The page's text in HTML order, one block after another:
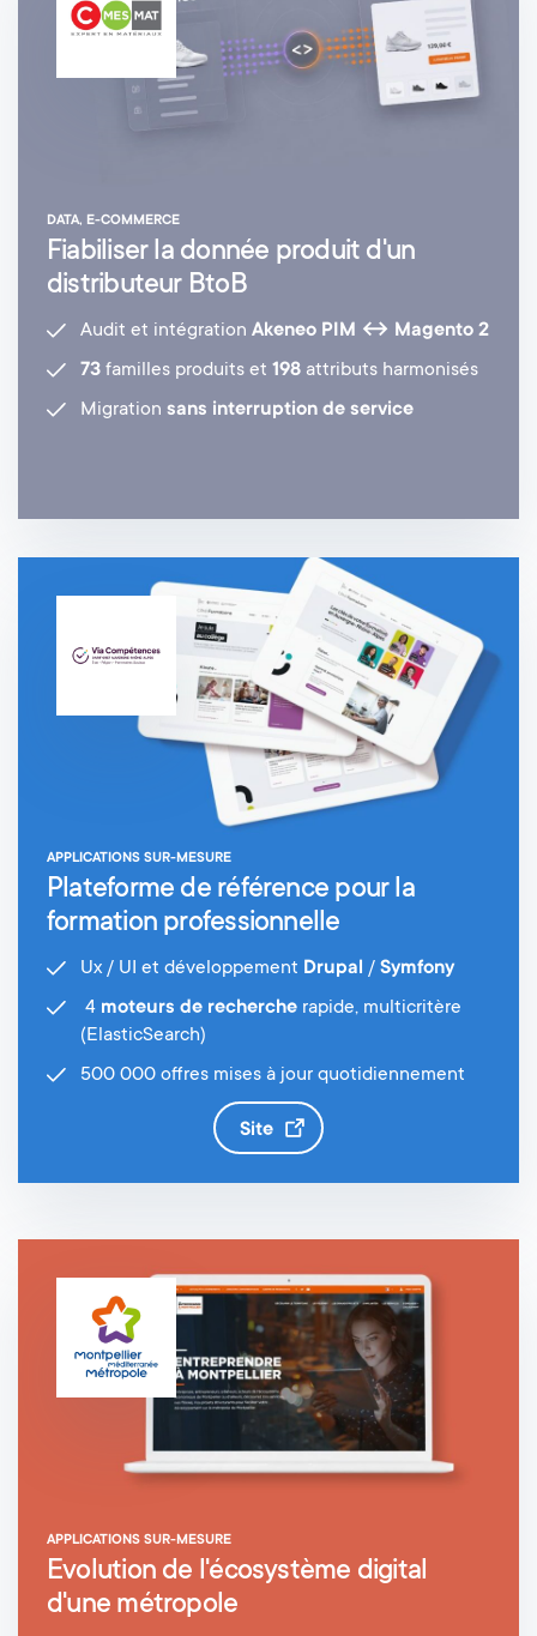
DATA, E-COMMERCE
Fiabiliser la donnée produit d'un
distributeur BtoB
Audit et intégration Akeneo PIM ↔ Magento 2
73 familles produits et 198 attributs harmonisés
Migration sans interruption de service
APPLICATIONS SUR-MESURE
Plateforme de référence pour la
formation professionnelle
Ux / UI et développement Drupal / Symfony
4 moteurs de recherche rapide, multicritère
(ElasticSearch)
500 000 offres mises à jour quotidiennement
site
APPLICATIONS SUR-MESURE
Evolution de l'écosystème digital
d'une métropole